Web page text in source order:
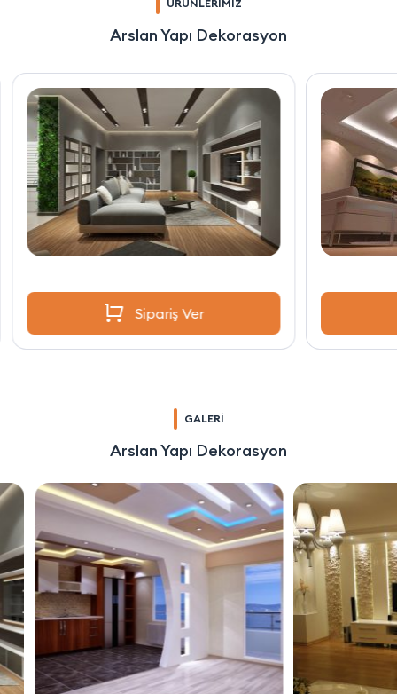
ÜRÜNLERİMİZ
Arslan Yapı Dekorasyon
Sipariş Ver
GALERİ
Arslan Yapı Dekorasyon